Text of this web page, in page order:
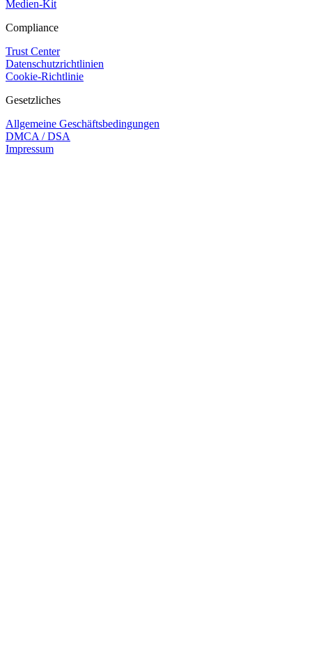
Medien-Kit
Compliance
Trust Center
Datenschutzrichtlinien
Cookie-Richtlinie
Gesetzliches
Allgemeine Geschäftsbedingungen
DMCA / DSA
Impressum